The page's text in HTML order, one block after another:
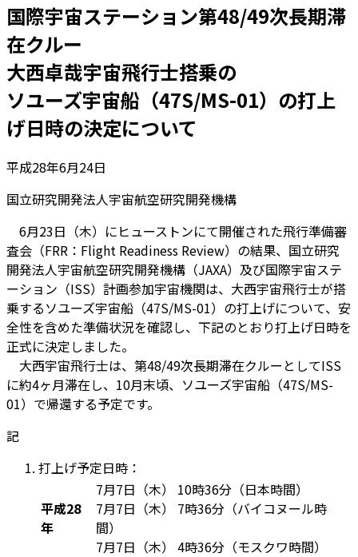
国際宇宙ステーション第48/49次長期滞
在クルー
大西卓哉宇宙飛行士搭乗の
ソユーズ宇宙船（47S/MS-01）の打上
げ日時の決定について
平成28年6月24日
国立研究開発法人宇宙航空研究開発機構
6月23日（木）にヒューストンにて開催された飛行準備審
査会（FRR：Flight Readiness Review）の結果、国立研究
開発法人宇宙航空研究開発機構（JAXA）及び国際宇宙ステ
ーション（ISS）計画参加宇宙機関は、大西宇宙飛行士が搭
乗するソユーズ宇宙船（47S/MS-01）の打上げについて、安
全性を含めた準備状況を確認し、下記のとおり打上げ日時を
正式に決定しました。
大西宇宙飛行士は、第48/49次長期滞在クルーとしてISS
に約4ヶ月滞在し、10月末頃、ソユーズ宇宙船（47S/MS-
01）で帰還する予定です。
記
打上げ予定日時：
平成28
年
7月7日（木） 10時36分（日本時間）
7月7日（木） 7時36分（バイコヌール時
間）
7月7日（木） 4時36分（モスクワ時間）